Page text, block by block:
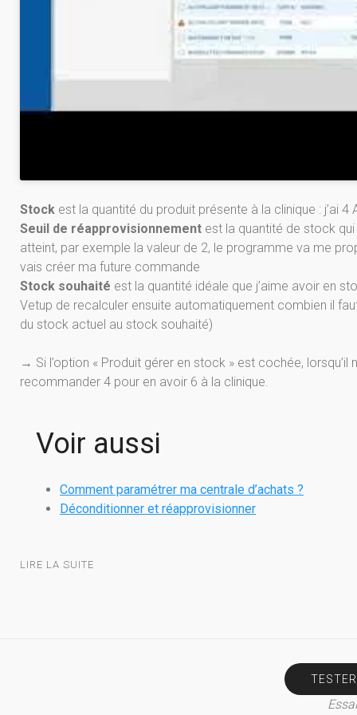
Stock est la quantité du produit présente à la clinique : j’ai
Seuil de réapprovisionnement est la quantité de stock
atteint, par exemple la valeur de 2, le programme va me
vais créer ma future commande
Stock souhaité est la quantité idéale que j’aime avoir en
Vetup de recalculer ensuite automatiquement combien il
du stock actuel au stock souhaité)
→ Si l’option « Produit gérer en stock » est cochée,
recommander 4 pour en avoir 6 à la clinique.
Voir aussi
Comment paramétrer ma centrale d’achats ?
Déconditionner et réapprovisionner
LIRE LA SUITE